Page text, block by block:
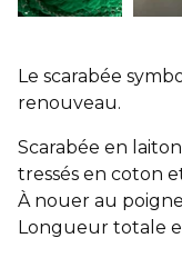
Le scarabée
renouveau.
Scarabée en
tressés en coton
À nouer au
Longueur totale